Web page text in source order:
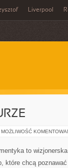
Liverpool
MOŻLIWOŚĆ
to
które chcą